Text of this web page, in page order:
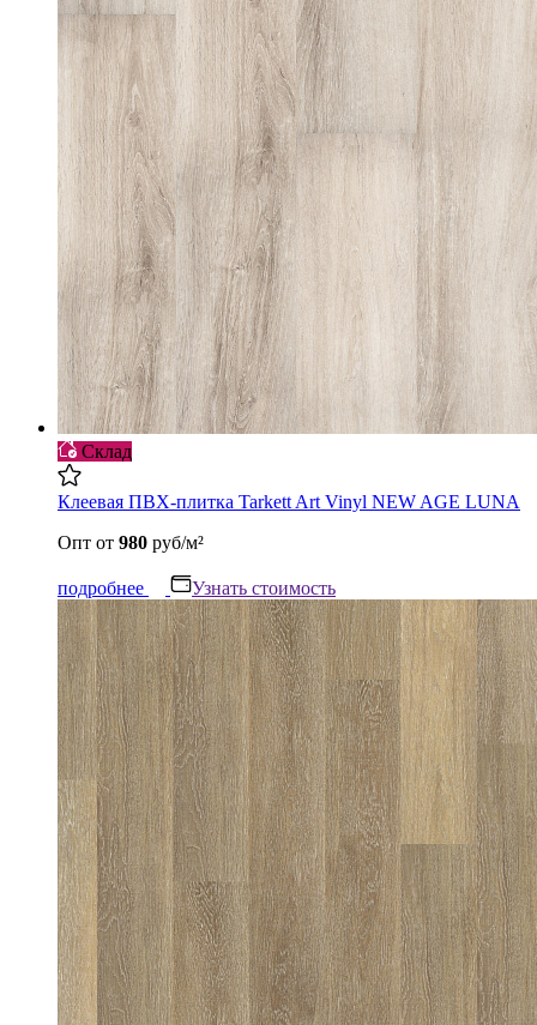
Склад
Клеевая ПВХ-плитка Tarkett Art Vinyl NEW AGE LUNA
Опт от 980 руб/м²
подробнее Узнать стоимость